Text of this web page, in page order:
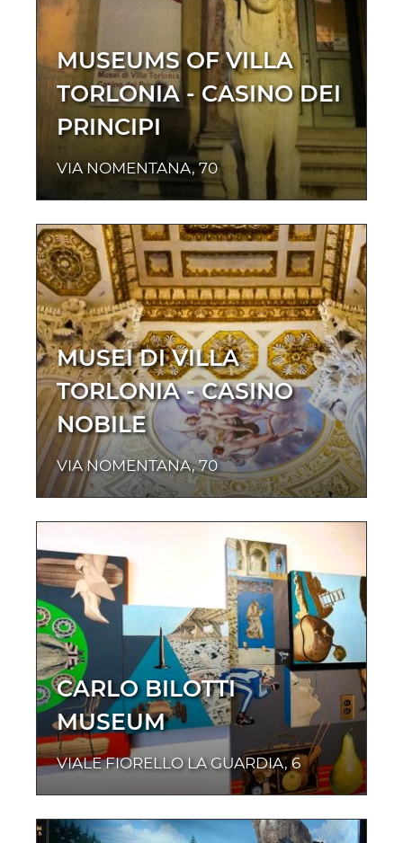
MUSEUMS OF VILLA
TORLONIA - CASINO DEI
PRINCIPI
VIA NOMENTANA, 70
MUSEI DI VILLA
TORLONIA - CASINO
NOBILE
VIA NOMENTANA, 70
CARLO BILOTTI
MUSEUM
VIALE FIORELLO LA GUARDIA, 6